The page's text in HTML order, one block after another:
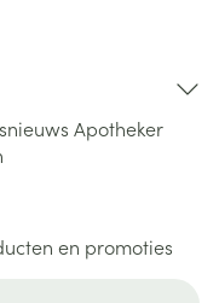
Apotheker
en promoties